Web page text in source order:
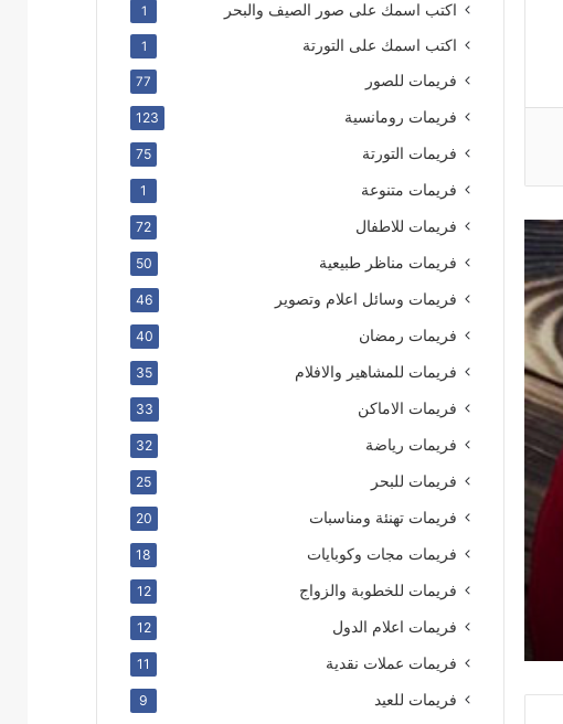
اكتب اسمك على صور الصيف والبحر 1
اكتب اسمك على التورتة 1
فريمات للصور 77
فريمات رومانسية 123
فريمات التورتة 75
فريمات متنوعة 1
فريمات للاطفال 72
فريمات مناظر طبيعية 50
فريمات وسائل اعلام وتصوير 46
فريمات رمضان 40
فريمات للمشاهير والافلام 35
فريمات الاماكن 33
فريمات رياضة 32
فريمات للبحر 25
فريمات تهنئة ومناسبات 20
فريمات مجات وكوبايات 18
فريمات للخطوبة والزواج 12
فريمات اعلام الدول 12
فريمات عملات نقدية 11
فريمات للعيد 9